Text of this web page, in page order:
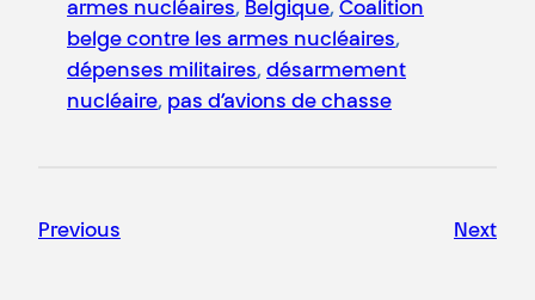
armes nucléaires, Belgique, Coalition
belge contre les armes nucléaires
dépenses militaires, désarmement
nucléaire, pas d’avions de chasse
Previous Next